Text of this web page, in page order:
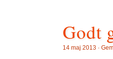
Godt
14 maj 2013 ·